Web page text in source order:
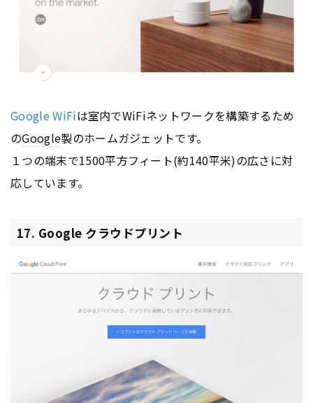
Google WiFiは室内でWiFiネットワークを構築するため
のGoogle製のホームガジェットです。
１つの端末で1500平方フィート(約140平米)の広さに対
応しています。
17. Google クラウドプリント